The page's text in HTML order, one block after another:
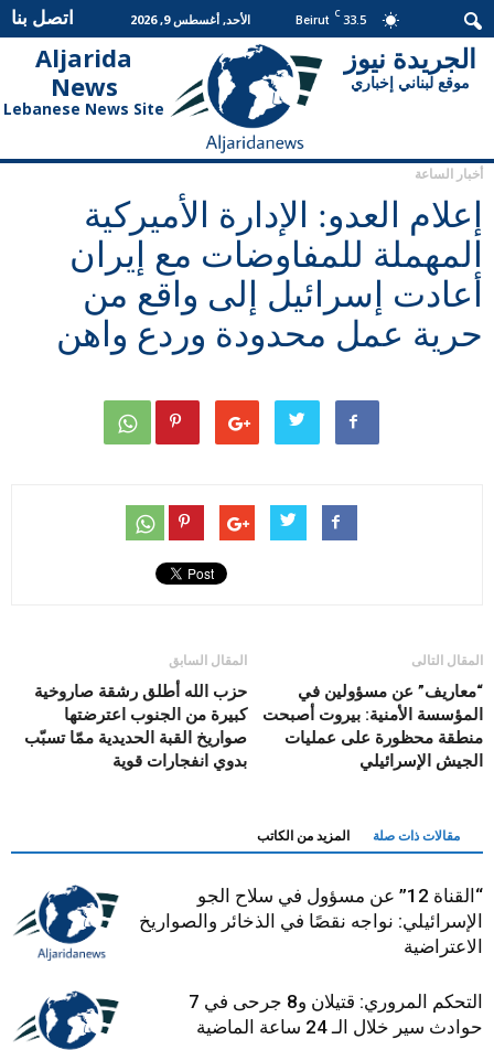
33.5
C
Beirut الأحد, أغسطس 9, 2026 اتصل بنا
Aljarida
News
Lebanese News Site
الجريدة
نيوز
الجريدة نيوز
موقع لبناني إخباري
أخبار الساعة
إعلام العدو: الإدارة الأميركية
المهملة للمفاوضات مع إيران
أعادت إسرائيل إلى واقع من
حرية عمل محدودة وردع واهن
المقال السابق
حزب الله أطلق رشقة صاروخية
كبيرة من الجنوب اعترضتها
صواريخ القبة الحديدية ممّا تسبّب
بدوي انفجارات قوية
المقال التالى
“معاريف” عن مسؤولين في
المؤسسة الأمنية: بيروت أصبحت
منطقة محظورة على عمليات
الجيش الإسرائيلي
مقالات ذات صلة المزيد من الكاتب
“القناة 12” عن مسؤول في سلاح الجو
الإسرائيلي: نواجه نقصًا في الذخائر والصواريخ
الاعتراضية
التحكم المروري: قتيلان و8 جرحى في 7
حوادث سير خلال الـ 24 ساعة الماضية